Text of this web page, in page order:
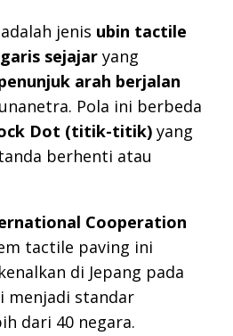
jenis ubin tactile
sejajar yang
arah berjalan
Pola ini berbeda
Dot (titik-titik) yang
berhenti atau
Cooperation
tactile paving ini
di Jepang pada
menjadi standar
dari 40 negara.